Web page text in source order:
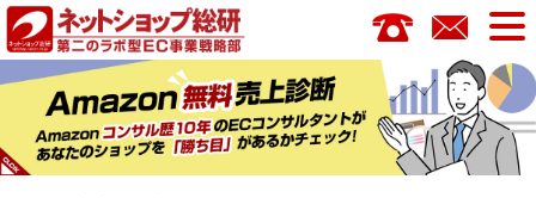
コ
ン
へ